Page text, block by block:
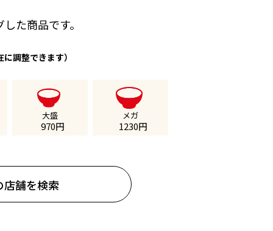
た商品です。
調整できます）
大盛
970円
メガ
1230円
店舗を検索